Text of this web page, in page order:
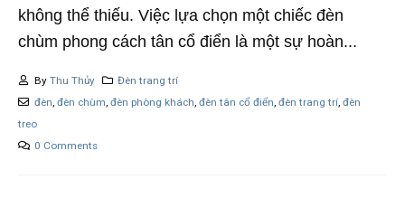
không thể thiếu. Việc lựa chọn một chiếc đèn
chùm phong cách tân cổ điển là một sự hoàn...
By Thu Thủy
Đèn trang trí
đèn đèn chùm đèn phòng khách đèn tân cổ điển đèn trang trí, đèn
treo
0 Comments